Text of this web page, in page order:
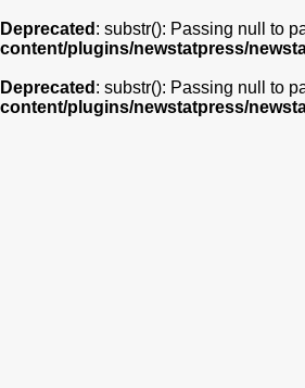
Deprecated : substr(): Passing null to
content/plugins/newstatpress/
Deprecated : substr(): Passing null to
content/plugins/newstatpress/